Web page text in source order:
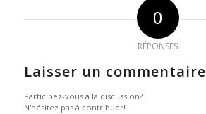
0
RÉPONSES
Laisser un commentaire
Participez-vous à la discussion?
N'hésitez pas à contribuer!